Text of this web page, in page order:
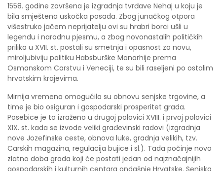
1558. godine završena je izgradnja tvrđave Nehaj u koju je
bila smještena uskočka posada. Zbog junačkog otpora
višestruko jačem neprijatelju ovi su hrabri borci ušli u
legendu i narodnu pjesmu, a zbog novonastalih političkih
prilika u XVII. st. postali su smetnja i opasnost za novu,
miroljubiviju politiku Habsburške Monarhije prema
Osmanskom Carstvu i Veneciji, te su bili raseljeni po ostalim
hrvatskim krajevima.
Mirnija vremena omogućila su obnovu senjske trgovine, a
time je bio osiguran i gospodarski prosperitet grada.
Posebice je to izraženo u drugoj polovici XVIII. i prvoj polovici
XIX. st. kada se izvode veliki građevinski radovi (izgradnja
nove Jozefinske ceste, obnova luke, gradnja velikih, tzv.
Carskih magazina, regulacija bujice i sl.). Tada počinje novo
zlatno doba grada koji će postati jedan od najznačajnijih
gospodarskih i kulturnih centara ondašnje Hrvatske. Senjska